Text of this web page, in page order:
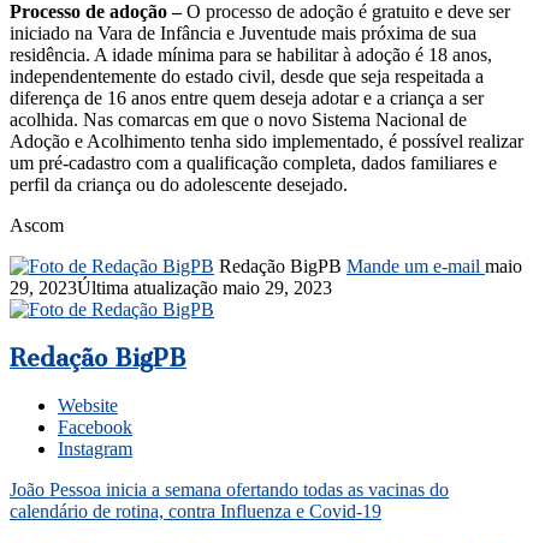
Processo de adoção –O processo de adoção é gratuito e deve ser
iniciado na Vara de Infância e Juventude mais próxima de sua
residência. A idade mínima para se habilitar à adoção é 18 anos,
independentemente do estado civil, desde que seja respeitada a
diferença de 16 anos entre quem deseja adotar e a criança a ser
acolhida. Nas comarcas em que o novo Sistema Nacional de
Adoção e Acolhimento tenha sido implementado, é possível realizar
um pré-cadastro com a qualificação completa, dados familiares e
perfil da criança ou do adolescente desejado.
Ascom
Redação BigPB Mande um e-mail maio
29, 2023Última atualização maio 29, 2023
Redação BigPB
Website
Facebook
Instagram
João Pessoa inicia a semana ofertando todas as vacinas do
calendário de rotina, contra Influenza e Covid-19